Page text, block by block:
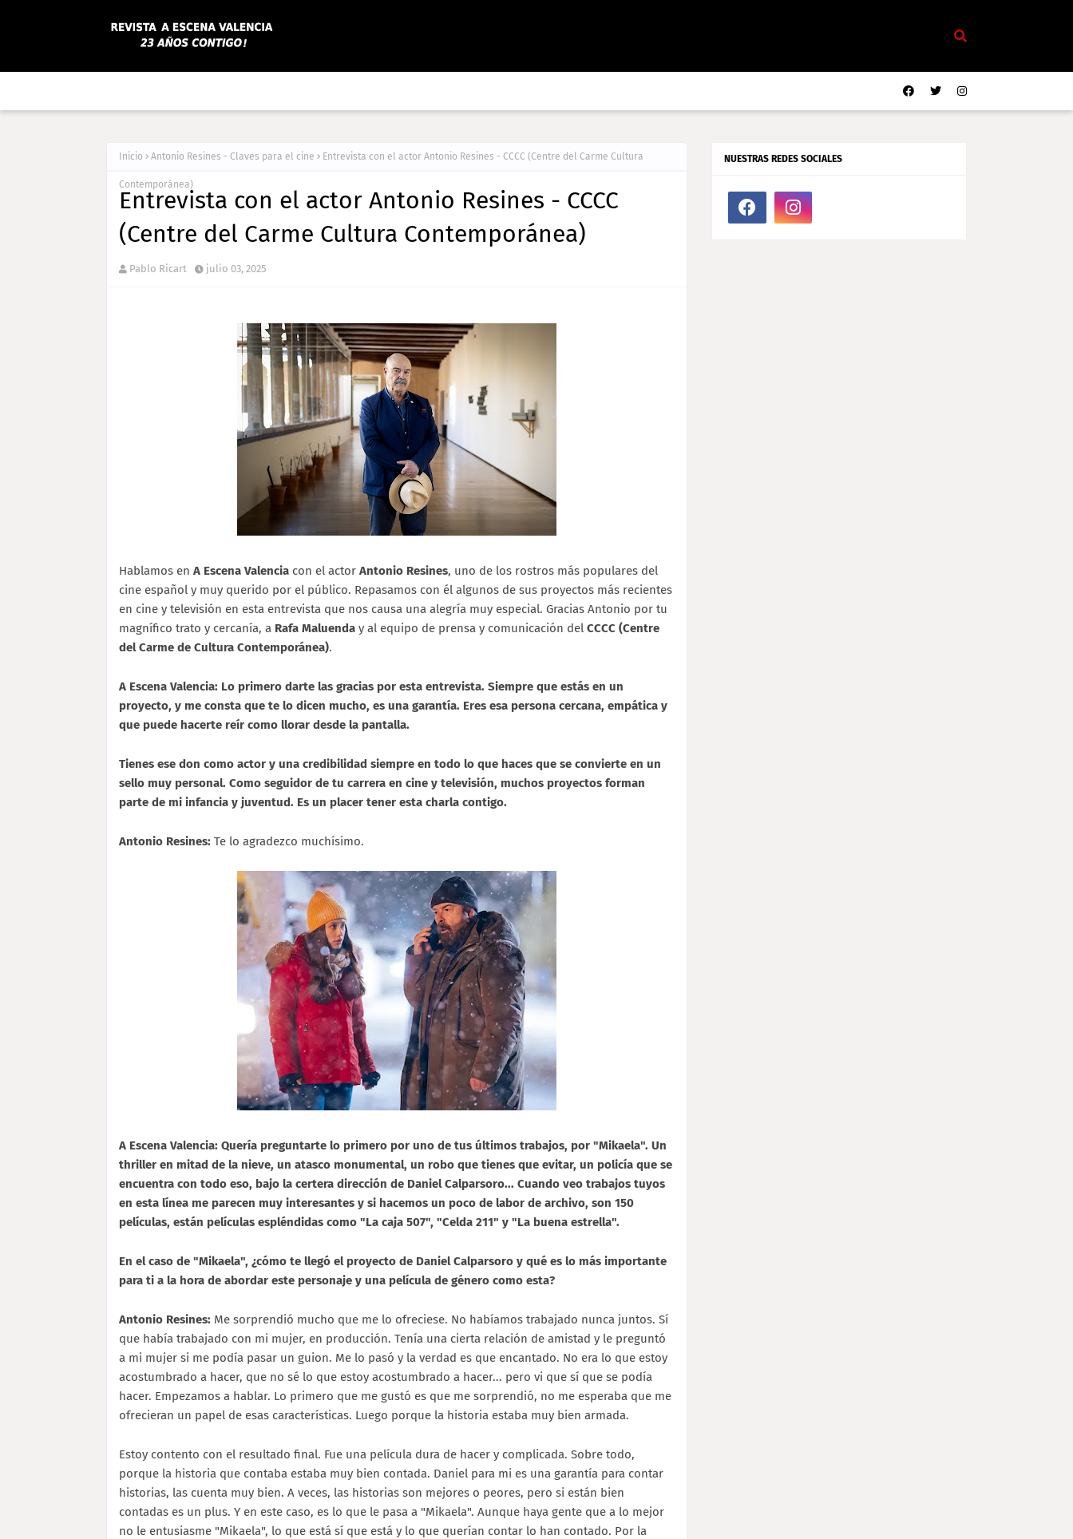
Inicio Antonio Resines - Claves para el cine Entrevista con el actor Antonio Resines - CCCC (Centre del Carme Cultura
Contemporánea)
Entrevista con el actor Antonio Resines - CCCC
(Centre del Carme Cultura Contemporánea)
Pablo Ricart julio 03, 2025
Hablamos en A Escena Valencia con el actor Antonio Resines, uno de los rostros más populares del
cine español y muy querido por el público. Repasamos con él algunos de sus proyectos más recientes
en cine y televisión en esta entrevista que nos causa una alegría muy especial. Gracias Antonio por tu
magnífico trato y cercanía, a Rafa Maluenda y al equipo de prensa y comunicación del CCCC (Centre
del Carme de Cultura Contemporánea).
A Escena Valencia: Lo primero darte las gracias por esta entrevista. Siempre que estás en un
proyecto, y me consta que te lo dicen mucho, es una garantía. Eres esa persona cercana, empática y
que puede hacerte reír como llorar desde la pantalla.
Tienes ese don como actor y una credibilidad siempre en todo lo que haces que se convierte en un
sello muy personal. Como seguidor de tu carrera en cine y televisión, muchos proyectos forman
parte de mi infancia y juventud. Es un placer tener esta charla contigo.
Antonio Resines: Te lo agradezco muchísimo.
A Escena Valencia: Quería preguntarte lo primero por uno de tus últimos trabajos, por "Mikaela". Un
thriller en mitad de la nieve, un atasco monumental, un robo que tienes que evitar, un policía que se
encuentra con todo eso, bajo la certera dirección de Daniel Calparsoro... Cuando veo trabajos tuyos
en esta línea me parecen muy interesantes y si hacemos un poco de labor de archivo, son 150
películas, están películas espléndidas como "La caja 507", "Celda 211" y "La buena estrella".
En el caso de "Mikaela", ¿cómo te llegó el proyecto de Daniel Calparsoro y qué es lo más importante
para ti a la hora de abordar este personaje y una película de género como esta?
Antonio Resines: Me sorprendió mucho que me lo ofreciese. No habíamos trabajado nunca juntos. Sí
que había trabajado con mi mujer, en producción. Tenía una cierta relación de amistad y le preguntó
a mi mujer si me podía pasar un guion. Me lo pasó y la verdad es que encantado. No era lo que estoy
acostumbrado a hacer, que no sé lo que estoy acostumbrado a hacer... pero vi que sí que se podía
hacer. Empezamos a hablar. Lo primero que me gustó es que me sorprendió, no me esperaba que me
ofrecieran un papel de esas características. Luego porque la historia estaba muy bien armada.
Estoy contento con el resultado final. Fue una película dura de hacer y complicada. Sobre todo,
porque la historia que contaba estaba muy bien contada. Daniel para mi es una garantía para contar
historias, las cuenta muy bien. A veces, las historias son mejores o peores, pero si están bien
contadas es un plus. Y en este caso, es lo que le pasa a "Mikaela". Aunque haya gente que a lo mejor
no le entusiasme "Mikaela", lo que está sí que está y lo que querían contar lo han contado. Por la
NUESTRAS REDES SOCIALES